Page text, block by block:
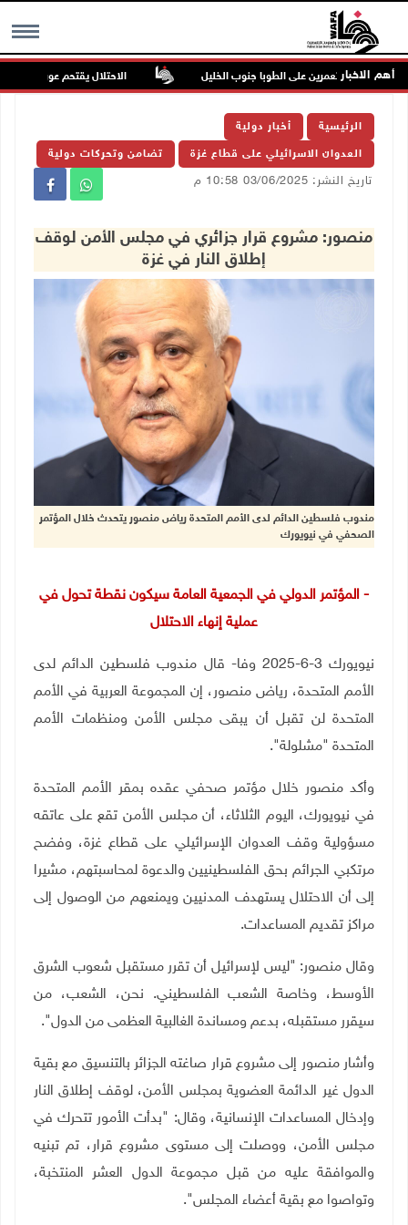
MENU أهم الاخبار
للمستعمرين على الطوبا جنوب الخليل الاحتلال يقتحم عورتا جنوب
الرئيسية أخبار دولية
العدوان الاسرائيلي على قطاع غزة تضامن وتحركات دولية
تاريخ النشر: 03/06/2025 10:58 م
منصور: مشروع قرار جزائري في مجلس الأمن لوقف
إطلاق النار في غزة
مندوب فلسطين الدائم لدى الأمم المتحدة رياض منصور يتحدث خلال المؤتمر
الصحفي في نيويورك
- المؤتمر الدولي في الجمعية العامة سيكون نقطة تحول في
عملية إنهاء الاحتلال
نيويورك 3-6-2025 وفا- قال مندوب فلسطين الدائم لدى
الأمم المتحدة، رياض منصور، إن المجموعة العربية في الأمم
المتحدة لن تقبل أن يبقى مجلس الأمن ومنظمات الأمم
المتحدة "مشلولة".
وأكد منصور خلال مؤتمر صحفي عقده بمقر الأمم المتحدة
في نيويورك، اليوم الثلاثاء، أن مجلس الأمن تقع على عاتقه
مسؤولية وقف العدوان الإسرائيلي على قطاع غزة، وفضح
مرتكبي الجرائم بحق الفلسطينيين والدعوة لمحاسبتهم، مشيرا
إلى أن الاحتلال يستهدف المدنيين ويمنعهم من الوصول إلى
مراكز تقديم المساعدات.
وقال منصور: "ليس لإسرائيل أن تقرر مستقبل شعوب الشرق
الأوسط، وخاصة الشعب الفلسطيني. نحن، الشعب، من
سيقرر مستقبله، بدعم ومساندة الغالبية العظمى من الدول".
وأشار منصور إلى مشروع قرار صاغته الجزائر بالتنسيق مع بقية
الدول غير الدائمة العضوية بمجلس الأمن، لوقف إطلاق النار
وإدخال المساعدات الإنسانية، وقال: "بدأت الأمور تتحرك في
مجلس الأمن، ووصلت إلى مستوى مشروع قرار، تم تبنيه
والموافقة عليه من قبل مجموعة الدول العشر المنتخبة،
وتواصوا مع بقية أعضاء المجلس".